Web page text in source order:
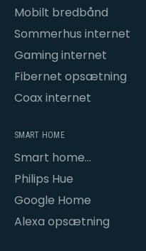
Mobilt bredbånd
Sommerhus internet
Gaming internet
Fibernet opsætning
Coax internet
SMART HOME
Smart home
opsætning
Philips Hue
Google Home
Alexa opsætning